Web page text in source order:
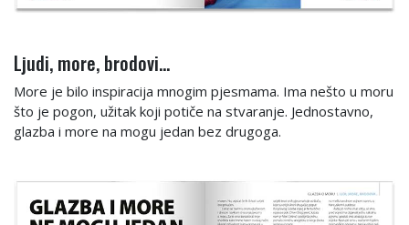
Ljudi, more, brodovi...
More je bilo inspiracija mnogim pjesmama. Ima nešto u moru
što je pogon, užitak koji potiče na stvaranje. Jednostavno,
glazba i more na mogu jedan bez drugoga.